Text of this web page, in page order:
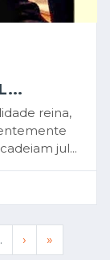
reina,
jul...
› »